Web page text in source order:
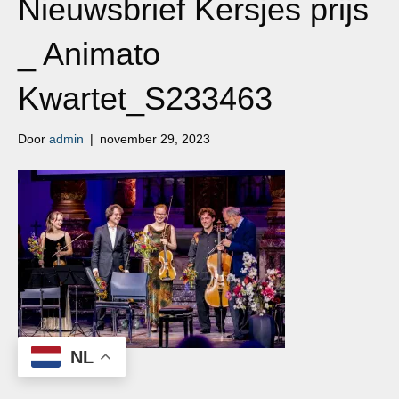
Nieuwsbrief Kersjes prijs
_ Animato
Kwartet_S233463
Door admin | november 29, 2023
NL